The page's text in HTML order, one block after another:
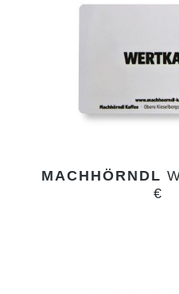
MACHHÖRNDL
€